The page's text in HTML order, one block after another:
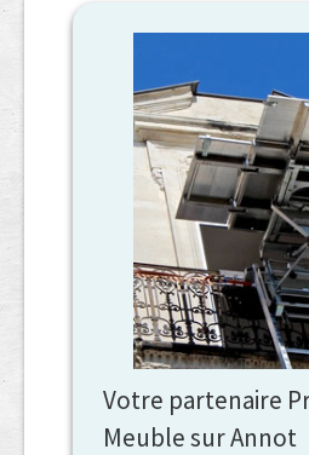
Votre partenaire
Meuble sur Annot